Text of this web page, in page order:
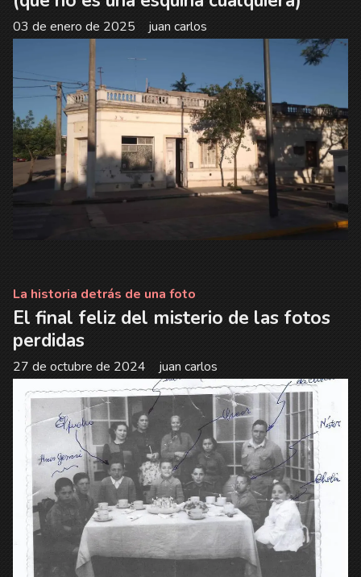
juan carlos
03 de enero de 2025
El final feliz del misterio de las fotos
perdidas
juan carlos
La historia detrás de una foto
27 de octubre de 2024